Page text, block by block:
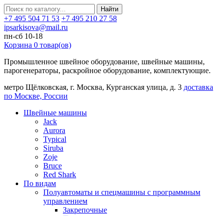
Найти
+7 495 504 71 53 +7 495 210 27 58
ipsarkisova@mail.ru
пн-сб 10-18
Корзина 0 товар(ов)
Промышленное швейное оборудование, швейные машины,
парогенераторы, раскройное оборудование, комплектующие.
метро Щёлковская, г. Москва, Курганская улица, д. 3 доставка
по Москве, России
Швейные машины
Jack
Aurora
Typical
Siruba
Zoje
Bruce
Red Shark
По видам
Полуавтоматы и спецмашины с программным
управлением
Закрепочные